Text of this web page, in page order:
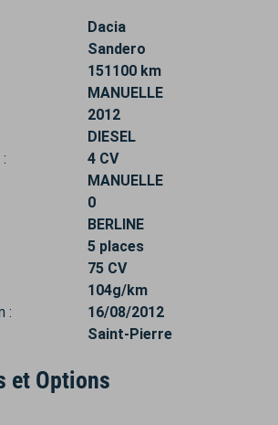
Dacia
Sandero
151100 km
MANUELLE
2012
DIESEL
4 CV
MANUELLE
0
BERLINE
5 places
75 CV
104g/km
:
16/08/2012
Saint-Pierre
et Options